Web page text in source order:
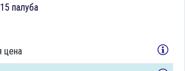
палуба
цена